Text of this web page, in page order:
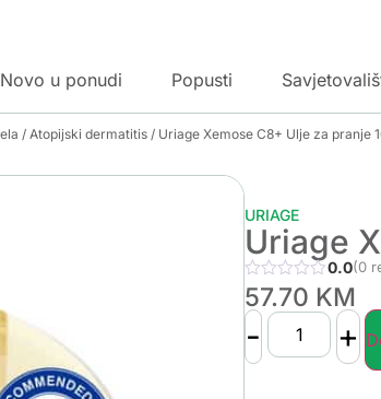
Novo u ponudi Popusti
/ Atopijski dermatitis / Uriage Xemose C8+ Ulje za pranje
URIAGE
Uriage
0.0(0
57.70 KM
- +